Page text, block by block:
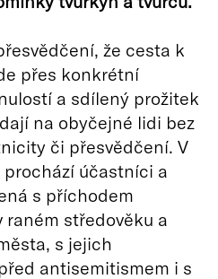
že cesta k
přes konkrétní
a sdílený prožitek
na obyčejné lidi bez
či přesvědčení. V
účastníci a
s příchodem
středověku a
s jejich
antisemitismem i s